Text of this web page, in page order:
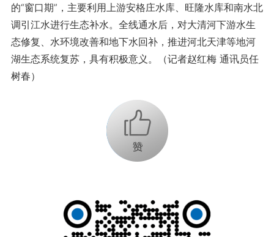
的“窗口期”，主要利用上游安格庄水库、旺隆水库和南水北
调引江水进行生态补水。全线通水后，对大清河下游水生
态修复、水环境改善和地下水回补，推进河北天津等地河
湖生态系统复苏，具有积极意义。（记者赵红梅 通讯员任
树春）
+1